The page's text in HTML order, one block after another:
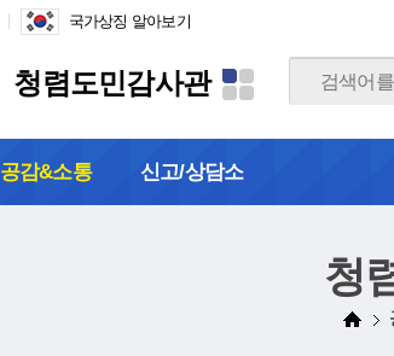
청렴도민감사관
국가상징 알아보기
공감&소통 신고/상담소
청